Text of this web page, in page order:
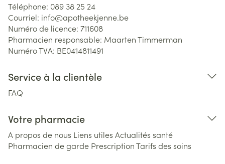
Téléphone: 089 38 25 24
Courriel: info@apotheekjenne.be
Numéro de licence: 711608
Pharmacien responsable: Maarten Timmerman
Numéro TVA: BE0414811491
Service à la clientèle
FAQ
Votre pharmacie
A propos de nous Liens utiles Actualités santé
Pharmacien de garde PrescriptionTarifs des soins